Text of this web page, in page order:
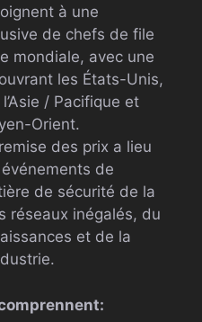
à une
de chefs de file
mondiale, avec une
les États-Unis,
l’Asie / Pacifique et
Orient.
des prix a lieu
de
de sécurité de la
réseaux inégalés, du
et de la